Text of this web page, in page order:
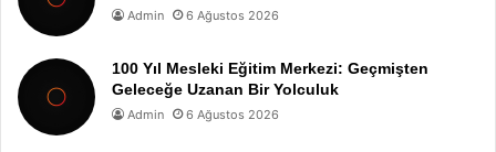
Admin 6 Ağustos 2026
100 Yıl Mesleki Eğitim Merkezi: Geçmişten
Geleceğe Uzanan Bir Yolculuk
Admin 6 Ağustos 2026